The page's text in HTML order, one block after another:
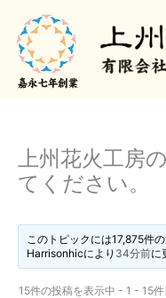
上州花火工房
てください。
このトピックには17,875件
Harrisonhicにより 34分前に
15件の投稿を表示中 - 1 - 15